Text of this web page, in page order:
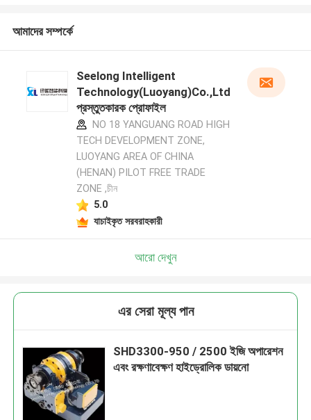
আমাদের সম্পর্কে
Seelong Intelligent
Technology(Luoyang)Co.,Ltd
প্রস্তুতকারক প্রোফাইল
NO 18 YANGUANG ROAD HIGH
TECH DEVELOPMENT ZONE,
LUOYANG AREA OF CHINA
(HENAN) PILOT FREE TRADE
ZONE ,চীন
5.0
যাচাইকৃত সরবরাহকারী
আরো দেখুন
এর সেরা মূল্য পান
SHD3300-950 / 2500 ইজি অপারেশন
এবং রক্ষণাবেক্ষণ হাইড্রোলিক ডায়নো